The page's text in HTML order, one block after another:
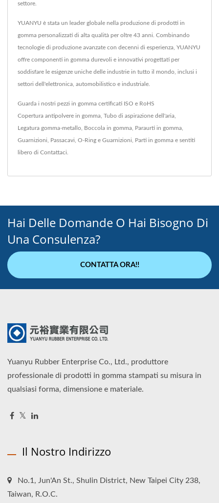
settore.
YUANYU è stata un leader globale nella produzione di prodotti in
gomma personalizzati di alta qualità per oltre 43 anni. Combinando
tecnologie di produzione avanzate con decenni di esperienza, YUANYU
offre componenti in gomma durevoli e innovativi progettati per
soddisfare le esigenze uniche delle industrie in tutto il mondo, inclusi i
settori dell'elettronica, automobilistico e industriale.
Guarda i nostri pezzi in gomma certificati ISO e RoHS
Copertura antipolvere in gomma Tubo di aspirazione dell'aria
Legatura gomma-metallo Boccola in gomma Paraurti in gomma
Guarnizioni Passacavi O-Ring e Guarnizioni Parti in gomma e sentiti
libero di Contattaci
Hai Delle Domande O Hai Bisogno Di
Una Consulenza?
CONTATTA ORA!!
Yuanyu Rubber Enterprise Co., Ltd., produttore
professionale di prodotti in gomma stampati su misura in
qualsiasi forma, dimensione e materiale.
Il Nostro Indirizzo
No.1, Jun'An St., Shulin District, New Taipei City 238,
Taiwan, R.O.C.